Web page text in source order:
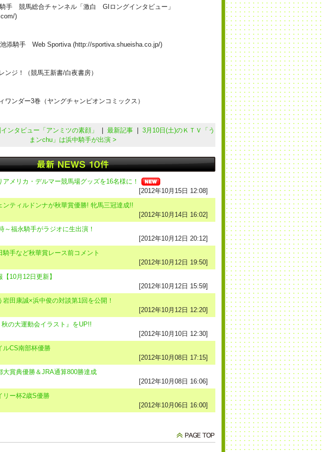
手 競馬総合チャンネル「激白 GIロングインタビュー」
)
添騎手 Web Sportiva (http://sportiva.shueisha.co.jp/)
ジ！（競馬王新書/白夜書房）
ンダー3巻（ヤングチャンピオンコミックス）
ンタビュー「アンミツの素顔」 最新記事
3月10日(土)のＫＴＶ「う
まンchu」は浜中騎手が出演 >
メリカ・デルマー競馬場グッズを16名様に！
[2012年10月15日 12:08]
ンティルドンナが秋華賞優勝! 牝馬三冠達成!!
[2012年10月14日 16:02]
～福永騎手がラジオに生出演！
[2012年10月12日 20:12]
手など秋華賞レース前コメント
[2012年10月12日 19:50]
10月12日更新】
[2012年10月12日 15:59]
岩田康誠×浜中俊の対談第1回を公開！
[2012年10月12日 12:20]
秋の大運動会イラスト』をUP!!
[2012年10月10日 12:30]
ルCS南部杯優勝
[2012年10月08日 17:15]
大賞典優勝＆JRA通算800勝達成
[2012年10月08日 16:06]
リー杯2歳S優勝
[2012年10月06日 16:00]